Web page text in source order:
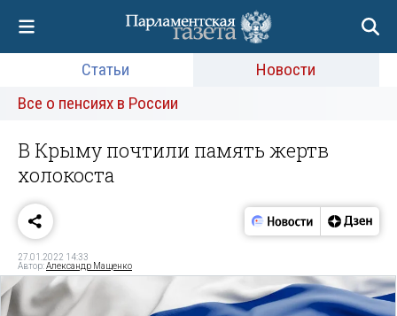
Статьи
Новости
Все о пенсиях в России
В Крыму почтили память жертв
холокоста
27.01.2022 14:33
Автор:Александр Мащенко